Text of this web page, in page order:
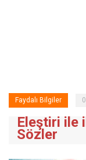
Faydalı Bilgiler
Eleştiri ile
Sözler